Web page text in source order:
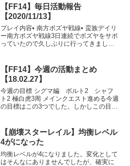
【FF14】毎日活動報告
【2020/11/13】
プレイ内容• 南方ボズヤ戦線• 蛮族デイリ
ー南方ボズヤ戦線3日連続でボズヤをサボ
っていたので久しぶりに行ってきまし
トも2つしか参加できませんでした。眠気
が来なければもう...
【FF14】今週の活動まとめ
【18.02.27】
今週の目標 シグマ編 ボルト2 シャフ
ト2 極白虎3周 メインクエスト進める今週
の目標はこの3つでした。しかしこの目標
ます。シグマ編 ボルト2 シャフト2は
い、これが達...
【崩壊スターレイル】均衡レベル
4がになった
均衡レベルが4になりました。変化として
はそんなにありませんでしたが、確実に